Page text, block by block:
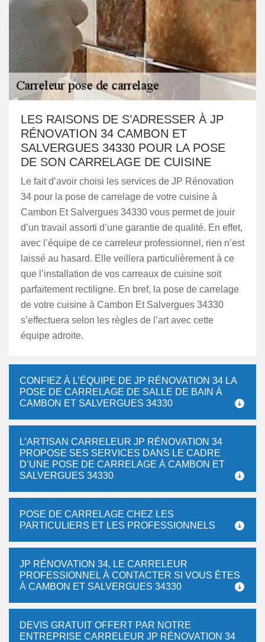
LES RAISONS DE S’ADRESSER À JP
RÉNOVATION 34 CAMBON ET
SALVERGUES 34330 POUR LA POSE
DE SON CARRELAGE DE CUISINE
Le fait d’avoir choisi les services de JP Rénovation
34 pour la pose de carrelage de votre cuisine à
Cambon Et Salvergues 34330 vous permet de jouir
d’un travail assorti d’une garantie de qualité. En effet,
avec l’équipe de ce carreleur professionnel, rien n’est
laissé au hasard. Elle veillera particulièrement à ce
que l’installation de vos carreaux de cuisine soit
parfaitement rectiligne. En bref, la pose de carrelage
de votre cuisine à Cambon Et Salvergues 34330
s’effectuera selon les règles de l’art avec cette
équipe adroite.
CONFIEZ À L’ÉQUIPE DE JP RÉNOVATION 34 LA
POSE DE CARRELAGE DE SALLE DE BAIN À
CAMBON ET SALVERGUES 34330
L’ARTISAN CARRELEUR JP RÉNOVATION 34
PROPOSE SES SERVICES DANS LE CADRE
D’UNE POSE DE CARRELAGE À CAMBON ET
SALVERGUES 34330
POSE DE CARRELAGE CHEZ LES
PARTICULIERS ET LES PROFESSIONNELS
JP RÉNOVATION 34, LE CARRELEUR
PROFESSIONNEL À CONTACTER SI VOUS ÊTES
À CAMBON ET SALVERGUES 34330
DEVIS GRATUIT OFFERT PAR NOTRE
ENTREPRISE CARRELEUR JP RÉNOVATION 34